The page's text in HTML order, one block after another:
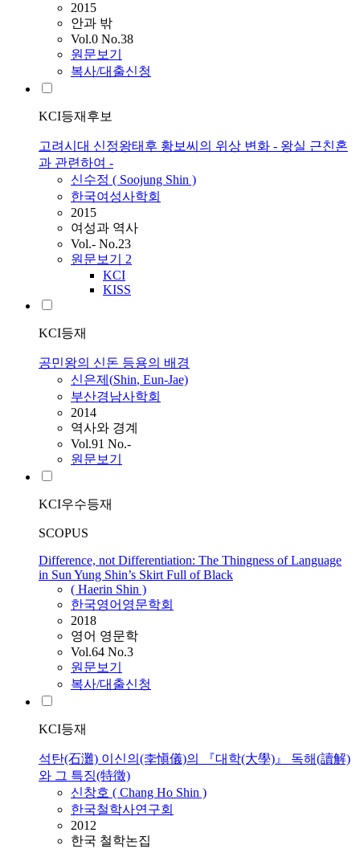
2015
안과 밖
Vol.0 No.38
원문보기
복사/대출신청
KCI등재후보
고려시대 신정왕태후 황보씨의 위상 변화 - 왕실 근친혼
과 관련하여 -
신수정 ( Soojung Shin )
한국여성사학회
2015
여성과 역사
Vol.- No.23
원문보기 2
KCI
KISS
KCI등재
공민왕의 신돈 등용의 배경
신은제(Shin, Eun-Jae)
부산경남사학회
2014
역사와 경계
Vol.91 No.-
원문보기
KCI우수등재
SCOPUS
Difference, not Differentiation: The Thingness of Language
in Sun Yung Shin’s Skirt Full of Black
( Haerin Shin )
한국영어영문학회
2018
영어 영문학
Vol.64 No.3
원문보기
복사/대출신청
KCI등재
석탄(石灘) 이신의(李愼儀)의 『대학(大學)』 독해(讀解)
와 그 특징(特徵)
신창호 ( Chang Ho Shin )
한국철학사연구회
2012
한국 철학논집